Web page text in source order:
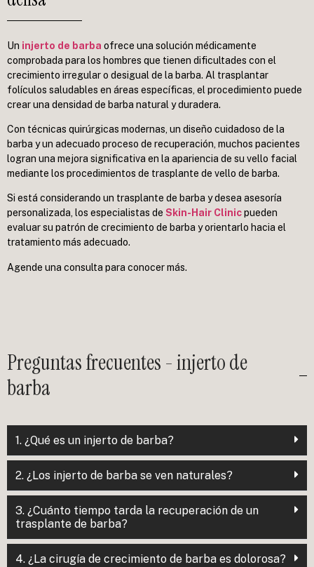
Un injerto de barba ofrece una solución médicamente
comprobada para los hombres que tienen dificultades con el
crecimiento irregular o desigual de la barba. Al trasplantar
folículos saludables en áreas específicas, el procedimiento puede
crear una densidad de barba natural y duradera.
Con técnicas quirúrgicas modernas, un diseño cuidadoso de la
barba y un adecuado proceso de recuperación, muchos pacientes
logran una mejora significativa en la apariencia de su vello facial
mediante los procedimientos de trasplante de vello de barba.
Si está considerando un trasplante de barba y desea asesoría
personalizada, los especialistas de Skin-Hair Clinicpueden
evaluar su patrón de crecimiento de barba y orientarlo hacia el
tratamiento más adecuado.
Agende una consulta para conocer más.
Preguntas frecuentes - injerto de
barba
1. ¿Qué es un injerto de barba?
2. ¿Los injerto de barba se ven naturales?
3. ¿Cuánto tiempo tarda la recuperación de un
trasplante de barba?
4. ¿La cirugía de crecimiento de barba es dolorosa?